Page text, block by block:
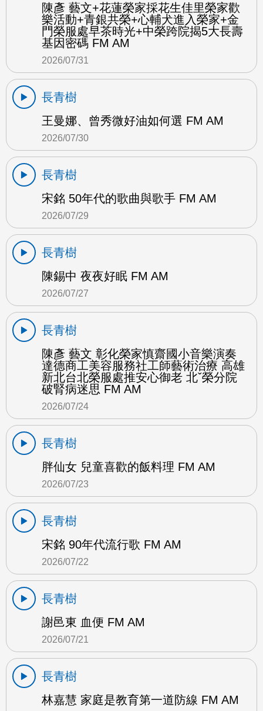
陳彥 藝文+花蓮榮家採花生佳里榮家歡
樂活動+青銀共榮+心輔犬進入榮家+金
門榮服處早茶時光+中榮跨院揭5大長壽
基因密碼 FM AM
2026/07/31
長青樹
王曼娜、曾秀微好油如何選 FM AM
2026/07/30
長青樹
宋銘 50年代的歌曲與歌手 FM AM
2026/07/29
長青樹
陳錫中 夜夜好眠 FM AM
2026/07/27
長青樹
陳彥 藝文 彰化榮家慎齋國小音樂演奏
達德商工美容服務社工師藝術治療 高雄
新北台北榮服處推安心御老 北ˇ榮分院
破腎病迷思 FM AM
2026/07/24
長青樹
胖仙女 兒童喜歡的飯料理 FM AM
2026/07/23
長青樹
宋銘 90年代流行歌 FM AM
2026/07/22
長青樹
謝邑東 血便 FM AM
2026/07/21
長青樹
林嘉慧 家庭是教育第一道防線 FM AM